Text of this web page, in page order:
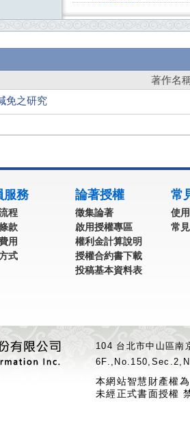
著作名
免之研究
服務
程
款
用
式
論著授權
徵集論著
啟用授權專區
權利金計算說明
授權合約書下載
投稿基本資料表
常
使
常
104 台北市中山區
本網站智慧財產權
未經正式書面授權